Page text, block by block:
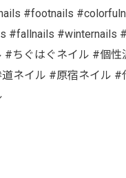
#footnails
#fallnails #winternails
#ちぐはぐネイル #個性
ネイル #原宿ネイル #